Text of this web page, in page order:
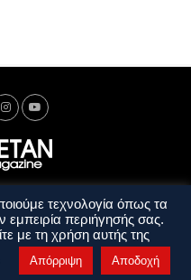
Όροι Χρήσης
τεχνολογία όπως τα
εμπειρία περιήγησής σας.
με τη χρήση αυτής της
Απόρριψη Αποδοχή